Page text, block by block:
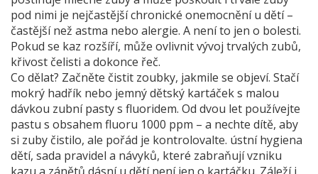
pod nimi je nejčastější chronické onemocnění u dětí –
častější než astma nebo alergie. A není to jen o bolesti.
Pokud se kaz rozšíří, může ovlivnit vývoj trvalých zubů,
křivost čelisti a dokonce řeč.
Co dělat? Začněte čistit zoubky, jakmile se objeví. Stačí
mokrý hadřík nebo jemný dětský kartáček s malou
dávkou zubní pasty s fluoridem. Od dvou let používejte
pastu s obsahem fluoru 1000 ppm – a nechte dítě, aby
si zuby čistilo, ale pořád je kontrolovalte. ústní hygiena
dětí, sada pravidel a návyků, které zabraňují vzniku